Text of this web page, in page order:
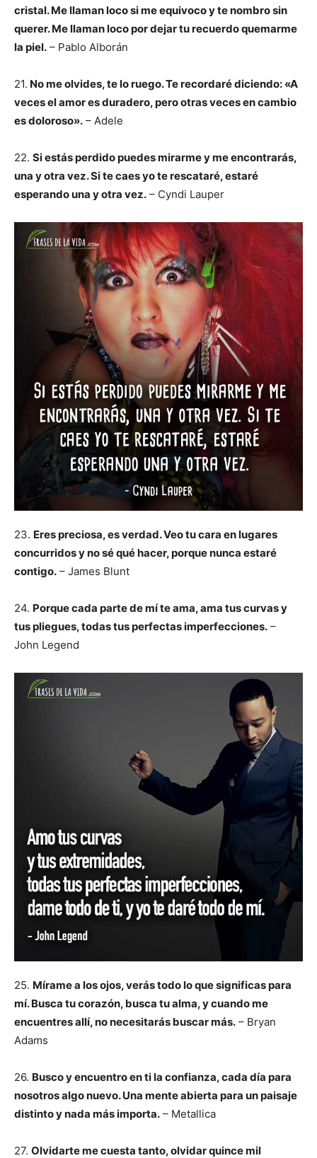
cristal. Me llaman loco si me equivoco y te nombro sin
querer. Me llaman loco por dejar tu recuerdo quemarme
la piel. – Pablo Alborán
21. No me olvides, te lo ruego. Te recordaré diciendo: «A
veces el amor es duradero, pero otras veces en cambio
es doloroso». – Adele
22. Si estás perdido puedes mirarme y me encontrarás,
una y otra vez. Si te caes yo te rescataré, estaré
esperando una y otra vez. – Cyndi Lauper
23. Eres preciosa, es verdad. Veo tu cara en lugares
concurridos y no sé qué hacer, porque nunca estaré
contigo. – James Blunt
24. Porque cada parte de mí te ama, ama tus curvas y
tus pliegues, todas tus perfectas imperfecciones. –
John Legend
25. Mírame a los ojos, verás todo lo que significas para
mí. Busca tu corazón, busca tu alma, y cuando me
encuentres allí, no necesitarás buscar más. – Bryan
Adams
26. Busco y encuentro en ti la confianza, cada día para
nosotros algo nuevo. Una mente abierta para un paisaje
distinto y nada más importa. – Metallica
27. Olvidarte me cuesta tanto, olvidar quince mil